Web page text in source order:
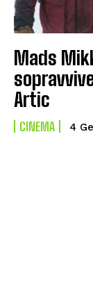
Mads
Artic
CINEMA 4